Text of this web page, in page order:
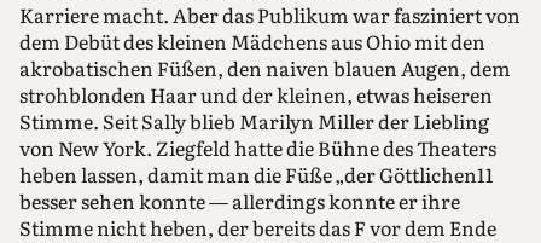
Karriere macht. Aber das Publikum war fasziniert von
dem Debüt des kleinen Mädchens aus Ohio mit den
akrobatischen Füßen, den naiven blauen Augen, dem
strohblonden Haar und der kleinen, etwas heiseren
Stimme. Seit Sally blieb Marilyn Miller der Liebling
von New York. Ziegfeld hatte die Bühne des Theaters
heben lassen, damit man die Füße „der Göttlichen11
besser sehen konnte — allerdings konnte er ihre
Stimme nicht heben, der bereits das F vor dem Ende